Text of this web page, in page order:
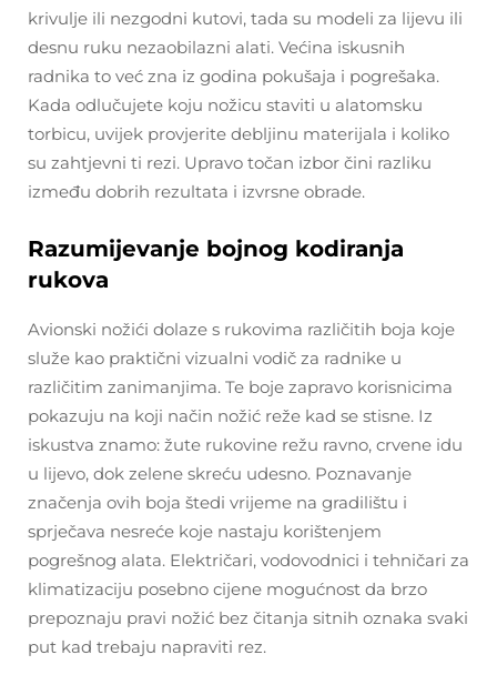
krivulje ili nezgodni kutovi, tada su modeli za lijevu ili
desnu ruku nezaobilazni alati. Većina iskusnih
radnika to već zna iz godina pokušaja i pogrešaka.
Kada odlučujete koju nožicu staviti u alatomsku
torbicu, uvijek provjerite debljinu materijala i koliko
su zahtjevni ti rezi. Upravo točan izbor čini razliku
između dobrih rezultata i izvrsne obrade.
Razumijevanje bojnog kodiranja
rukova
Avionski nožići dolaze s rukovima različitih boja koje
služe kao praktični vizualni vodič za radnike u
različitim zanimanjima. Te boje zapravo korisnicima
pokazuju na koji način nožić reže kad se stisne. Iz
iskustva znamo: žute rukovine režu ravno, crvene idu
u lijevo, dok zelene skreću udesno. Poznavanje
značenja ovih boja štedi vrijeme na gradilištu i
sprječava nesreće koje nastaju korištenjem
pogrešnog alata. Električari, vodovodnici i tehničari za
klimatizaciju posebno cijene mogućnost da brzo
prepoznaju pravi nožić bez čitanja sitnih oznaka svaki
put kad trebaju napraviti rez.